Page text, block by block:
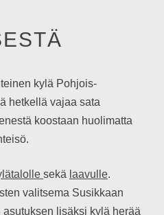
kylä Pohjois-
hetkellä vajaa sata
koostaan huolimatta
sekä laavulle.
valitsema Susikkaan
lisäksi kylä herää